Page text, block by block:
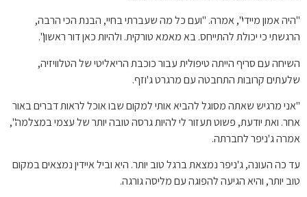
"היה אמון מיידי", אמרה. "ועם כל מה שעברתי בחיי, הבנת הכי הרבה,
הרגשתי כי יכולת להתייחס. בא מאמא טורקית. ולהיות כאן דור ראשון".
השיחה עם סריף הייתה טיפולית עבור כוכבת הריאליטי של הטלוויזיה,
שלעתים קרובות התחבטה עם מרגרט ג'וזף.
"אני מרגיש שאתה מסוגל להביא אותי למקום שבו אוכל לראות דברים באור
אחר. ואת יודעת, פשוט תעזור לי להיות גרסה טובה יותר של עצמי במצלמה",
אמרה ג'ניפר לחברתה.
עד כה העונה, ג'ניפר נמצאת ברגל טוב יותר. היא וביל איידין נמצאים במקום
טוב יותר, והיא הגיעה להפוגה עם מליסה גורגה.